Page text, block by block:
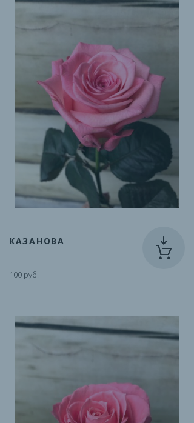
КАЗАНОВА
100 руб.